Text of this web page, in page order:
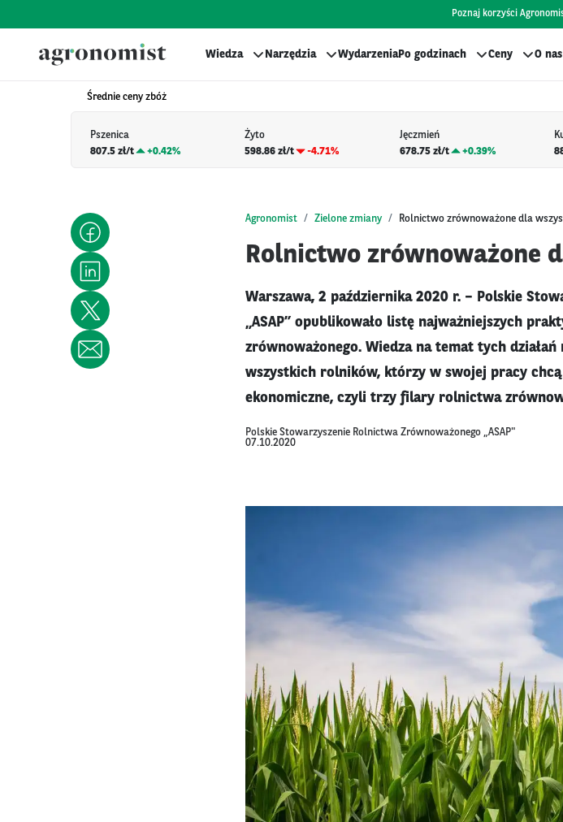
Poznaj korzyści
Wiedza Narzędzia WydarzeniaPo godzinach Ceny O nas
Średnie ceny zbóż
Pszenica
807.5 zł/t
+0.42%
Żyto
598.86 zł/t
-4.71%
Jęczmień
678.75 zł/t
+0.39%
Agronomist Zielone zmiany Rolnictwo zrównoważone dla
Rolnictwo zrównoważone
Warszawa, 2 października 2020 r. – Polskie
„ASAP” opublikowało listę najważniejszych
zrównoważonego. Wiedza na temat tych
wszystkich rolników, którzy w swojej pracy chcą
ekonomiczne, czyli trzy filary rolnictwa
Polskie Stowarzyszenie Rolnictwa Zrównoważonego „ASAP"
07.10.2020